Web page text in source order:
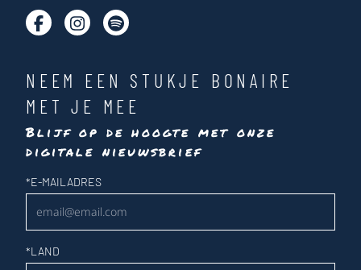
NEEM EEN STUKJE BONAIRE
MET JE MEE
Blijf op de hoogte met onze
digitale nieuwsbrief
Nieuwsbrief
*E-MAILADRES
*LAND